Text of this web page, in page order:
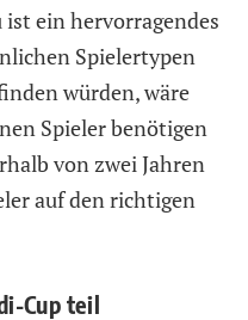
ein hervorragendes
Spielertypen
würden, wäre
Spieler benötigen
von zwei Jahren
auf den richtigen
Cup teil